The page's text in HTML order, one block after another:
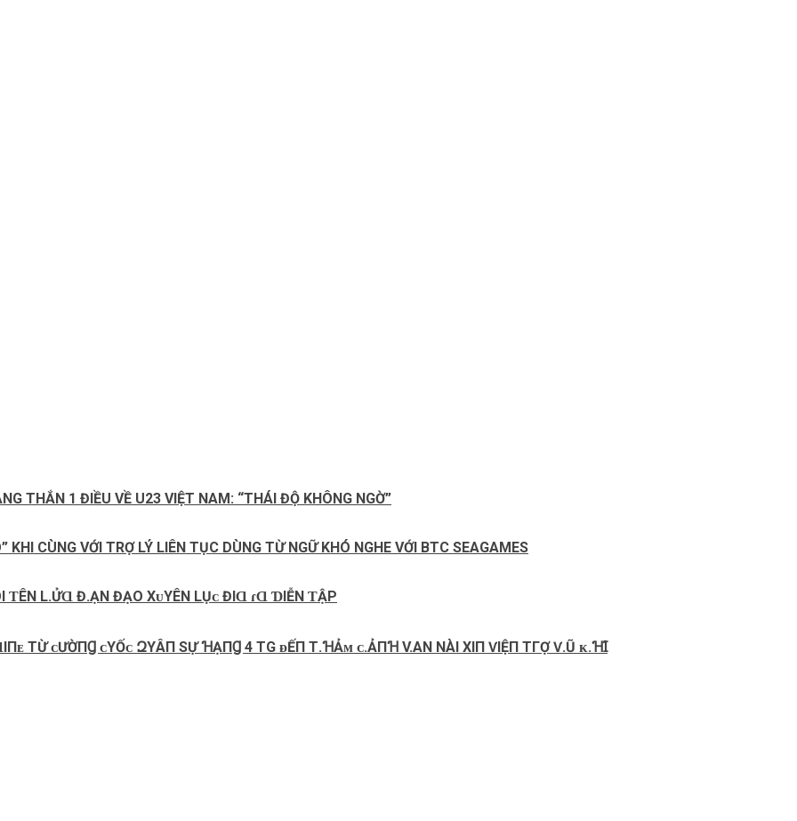
THẮN 1 ĐIỀU VỀ U23 VIỆT NAM: “THÁI ĐỘ KHÔNG NGỜ”
CÙNG VỚI TRỢ LÝ LIÊN TỤC DÙNG TỪ NGỮ KHÓ NGHE VỚI BTC SEAGAMES
L.ỬⱭ Đ.ẠN ĐẠO ХᴜYÊN LỤᴄ ĐIⱭ ɾⱭ ƊIỄN ƬẬP
ТỪ ᴄƯỜПꞬ ᴄΥỐᴄ ԶΥÂП ЅỰ ꞪẠПꞬ 4 TG ᴆẾП Т.ꞪẢᴍ ᴄ.ẢПꞪ V.AN NÀI ХΙП ѴΙỆП ТГỢ Ѵ.Ũ ᴋ.ꞪꞮ́